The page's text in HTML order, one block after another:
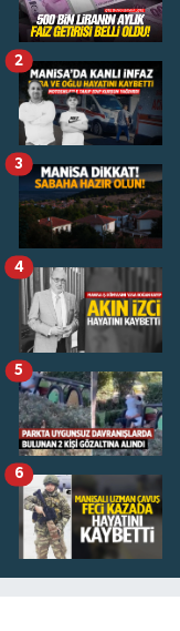
2
3
4
5
6